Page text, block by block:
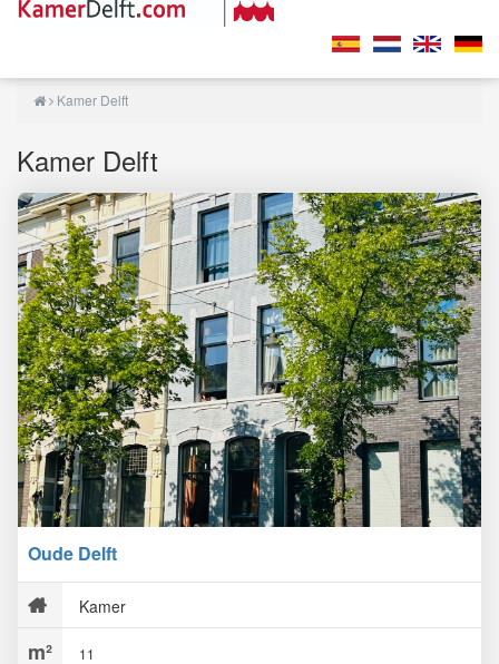
Kamer Delft
Kamer Delft
Oude Delft
Kamer
11